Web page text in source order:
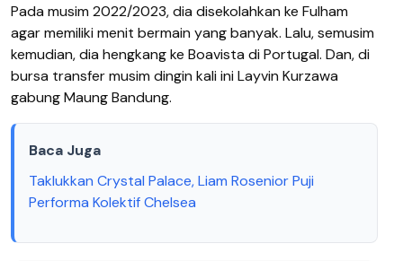
Pada musim 2022/2023, dia disekolahkan ke Fulham
agar memiliki menit bermain yang banyak. Lalu, semusim
kemudian, dia hengkang ke Boavista di Portugal. Dan, di
bursa transfer musim dingin kali ini Layvin Kurzawa
gabung Maung Bandung.
Baca Juga
Taklukkan Crystal Palace, Liam Rosenior Puji
Performa Kolektif Chelsea